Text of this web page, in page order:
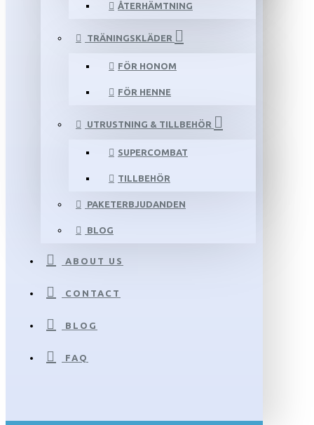
ÅTERHÄMTNING
TRÄNINGSKLÄDER
FÖR HONOM
FÖR HENNE
UTRUSTNING & TILLBEHÖR
SUPERCOMBAT
TILLBEHÖR
PAKETERBJUDANDEN
BLOG
ABOUT US
CONTACT
BLOG
FAQ